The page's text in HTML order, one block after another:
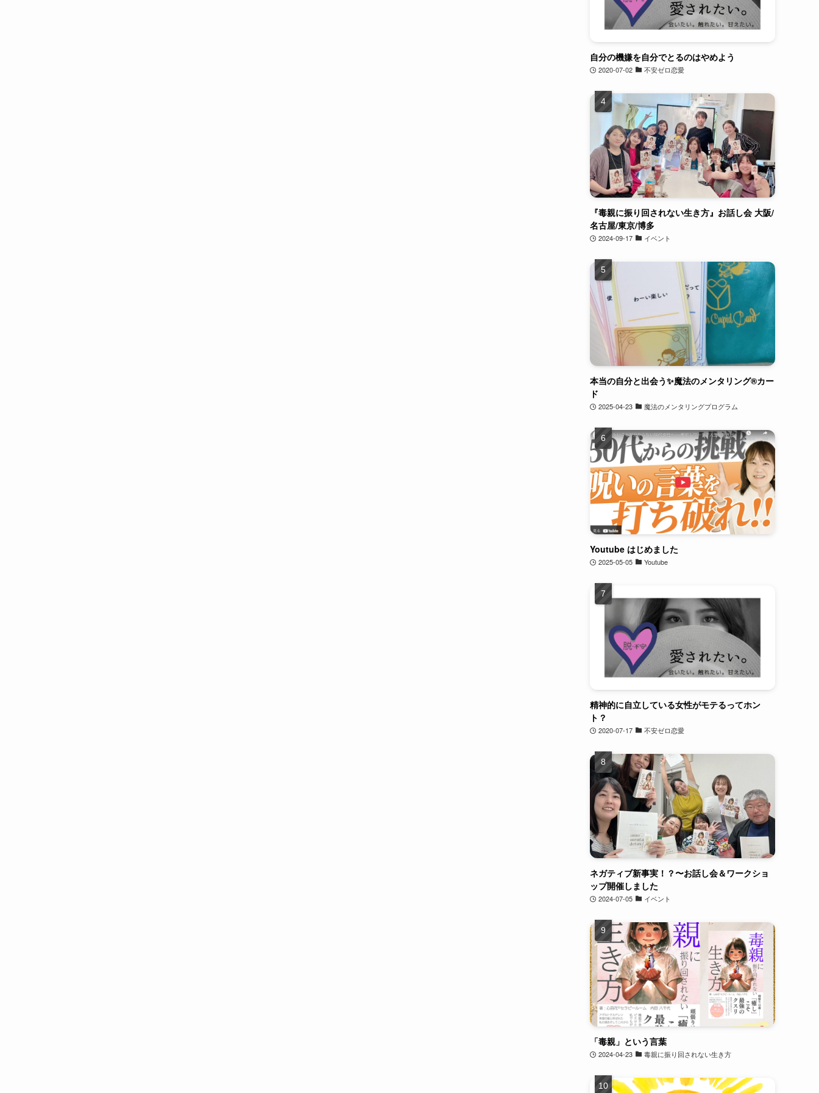
自分の機嫌を自分でとるのはやめよう
2020-07-02 不安ゼロ恋愛
『毒親に振り回されない生き方』お話し会 大阪/
名古屋/東京/博多
2024-09-17 イベント
本当の自分と出会う✨魔法のメンタリング®︎カー
ド
2025-04-23 魔法のメンタリングプログラム
Youtube はじめました
2025-05-05 Youtube
精神的に自立している女性がモテるってホン
ト？
2020-07-17 不安ゼロ恋愛
ネガティブ新事実！？〜お話し会＆ワークショ
ップ開催しました
2024-07-05 イベント
「毒親」という言葉
2024-04-23 毒親に振り回されない生き方